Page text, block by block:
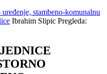
stambeno-komunalnu
Ibrahim Slipic Pregleda: